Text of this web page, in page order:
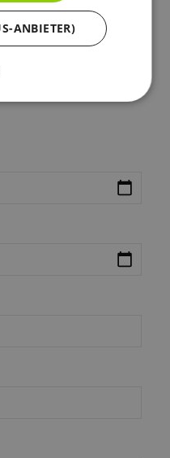
Waschstation direkt
ANBIETER)